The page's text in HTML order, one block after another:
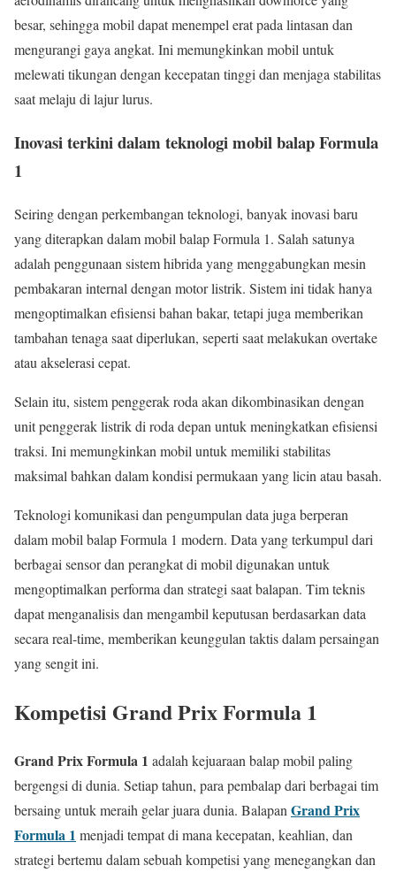
besar, sehingga mobil dapat menempel erat pada lintasan dan
mengurangi gaya angkat. Ini memungkinkan mobil untuk
melewati tikungan dengan kecepatan tinggi dan menjaga stabilitas
saat melaju di lajur lurus.
Inovasi terkini dalam teknologi mobil balap Formula
1
Seiring dengan perkembangan teknologi, banyak inovasi baru
yang diterapkan dalam mobil balap Formula 1. Salah satunya
adalah penggunaan sistem hibrida yang menggabungkan mesin
pembakaran internal dengan motor listrik. Sistem ini tidak hanya
mengoptimalkan efisiensi bahan bakar, tetapi juga memberikan
tambahan tenaga saat diperlukan, seperti saat melakukan overtake
atau akselerasi cepat.
Selain itu, sistem penggerak roda akan dikombinasikan dengan
unit penggerak listrik di roda depan untuk meningkatkan efisiensi
traksi. Ini memungkinkan mobil untuk memiliki stabilitas
maksimal bahkan dalam kondisi permukaan yang licin atau basah.
Teknologi komunikasi dan pengumpulan data juga berperan
dalam mobil balap Formula 1 modern. Data yang terkumpul dari
berbagai sensor dan perangkat di mobil digunakan untuk
mengoptimalkan performa dan strategi saat balapan. Tim teknis
dapat menganalisis dan mengambil keputusan berdasarkan data
secara real-time, memberikan keunggulan taktis dalam persaingan
yang sengit ini.
Kompetisi Grand Prix Formula 1
Grand Prix Formula 1 adalah kejuaraan balap mobil paling
bergengsi di dunia. Setiap tahun, para pembalap dari berbagai tim
bersaing untuk meraih gelar juara dunia. Balapan Grand Prix
Formula 1 menjadi tempat di mana kecepatan, keahlian, dan
strategi bertemu dalam sebuah kompetisi yang menegangkan dan